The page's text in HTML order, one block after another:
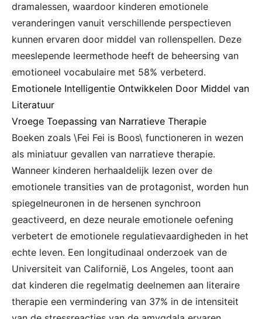
dramalessen, waardoor kinderen emotionele
veranderingen vanuit verschillende perspectieven
kunnen ervaren door middel van rollenspellen. Deze
meeslepende leermethode heeft de beheersing van
emotioneel vocabulaire met 58% verbeterd.
Emotionele Intelligentie Ontwikkelen Door Middel van
Literatuur
Vroege Toepassing van Narratieve Therapie
Boeken zoals \Fei Fei is Boos\ functioneren in wezen
als miniatuur gevallen van narratieve therapie.
Wanneer kinderen herhaaldelijk lezen over de
emotionele transities van de protagonist, worden hun
spiegelneuronen in de hersenen synchroon
geactiveerd, en deze neurale emotionele oefening
verbetert de emotionele regulatievaardigheden in het
echte leven. Een longitudinaal onderzoek van de
Universiteit van Californië, Los Angeles, toont aan
dat kinderen die regelmatig deelnemen aan literaire
therapie een vermindering van 37% in de intensiteit